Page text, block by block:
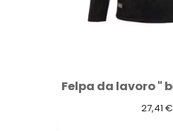
27,41 €